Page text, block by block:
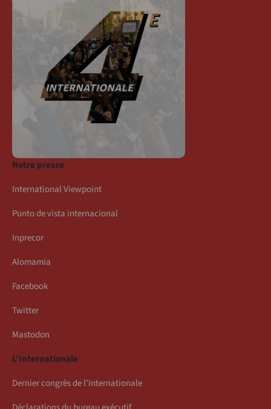
Notre presse
International Viewpoint
Punto de vista internacional
Inprecor
Alomamia
Facebook
Twitter
Mastodon
L’Internationale
Dernier congrès de l’Internationale